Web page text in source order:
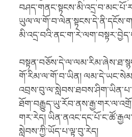
གོ་རིམ་ལ་གོ་བ་ཡིན།
གར་རེད།
སླེབས་ཀྱི་ཡོད་པ་ལྟ་བུ་རེད།